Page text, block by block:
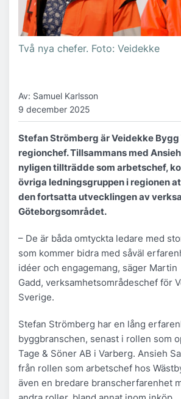
Två nya chefer. Foto: Veidekke
Av: Samuel Karlsson
9 december 2025
Stefan Strömberg är Veidekke Bygg
regionchef. Tillsammans med
nyligen tillträdde som arbetschef,
övriga ledningsgruppen i regionen
den fortsatta utvecklingen av
Göteborgsområdet.
– De är båda omtyckta ledare med
som kommer bidra med såväl
idéer och engagemang, säger Martin
Gadd, verksamhetsområdeschef för
Sverige.
Stefan Strömberg har en lång
byggbranschen, senast i rollen som
Tage & Söner AB i Varberg. Ansieh
från rollen som arbetschef hos
även en bredare branscherfarenhet